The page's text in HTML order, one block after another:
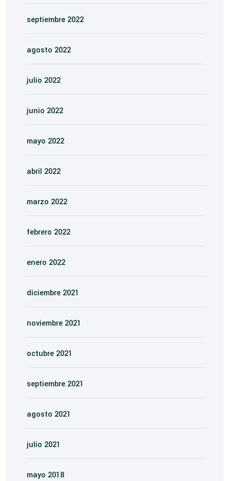
septiembre 2022
agosto 2022
julio 2022
junio 2022
mayo 2022
abril 2022
marzo 2022
febrero 2022
enero 2022
diciembre 2021
noviembre 2021
octubre 2021
septiembre 2021
agosto 2021
julio 2021
mayo 2018